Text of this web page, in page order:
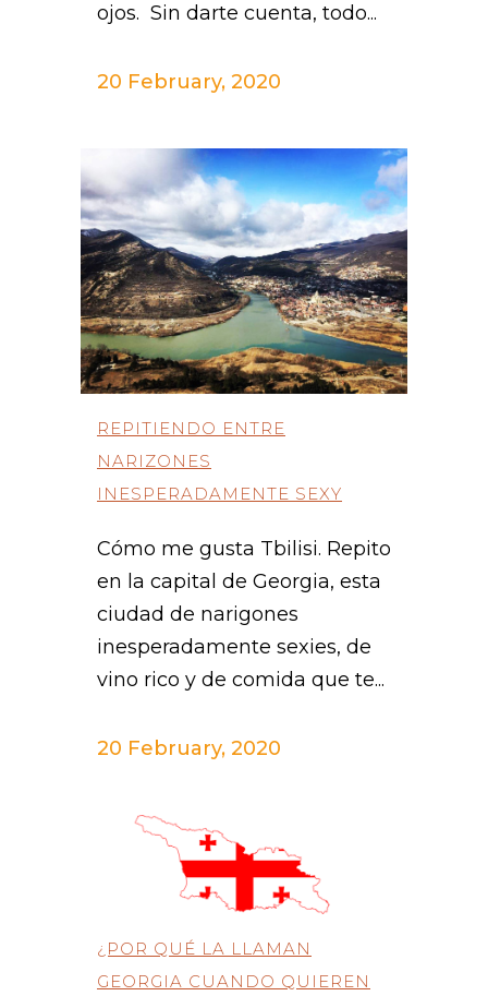
ojos. Sin darte cuenta, todo...
20 February, 2020
REPITIENDO ENTRE
NARIZONES
INESPERADAMENTE SEXY
Cómo me gusta Tbilisi. Repito
en la capital de Georgia, esta
ciudad de narigones
inesperadamente sexies, de
vino rico y de comida que te...
20 February, 2020
¿POR QUÉ LA LLAMAN
GEORGIA CUANDO QUIEREN